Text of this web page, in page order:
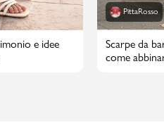
e idee
PittaRosso
Scarpe da
come